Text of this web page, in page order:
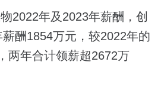
2022年及2023年薪酬，创
酬1854万元，较2022年的
两年合计领薪超2672万